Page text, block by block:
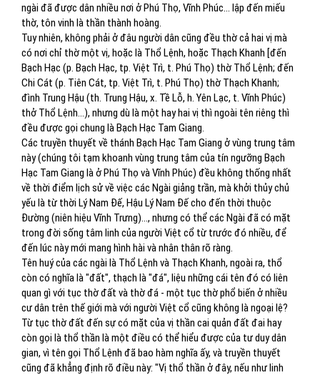
ngài đã được dân nhiều nơi ở Phú Thọ, Vĩnh Phúc... lập đến miếu
thờ, tôn vinh là thần thành hoàng.
Tuy nhiên, không phải ở đâu người dân cũng đều thờ cả hai vị mà
có nơi chỉ thờ một vị, hoặc là Thổ Lệnh, hoặc Thạch Khanh [đến
Bạch Hạc (p. Bạch Hạc, tp. Việt Trì, t. Phú Thọ) thờ Thổ Lệnh; đến
Chi Cát (p. Tiên Cát, tp. Việt Trì, t. Phú Thọ) thờ Thạch Khanh;
đình Trung Hậu (th. Trung Hậu, x. Tề Lỗ, h. Yên Lạc, t. Vĩnh Phúc)
thở Thổ Lệnh...), nhưng dù là một hay hai vị thì ngoài tên riêng thì
đều được gọi chung là Bạch Hạc Tam Giang.
Các truyền thuyết về thánh Bạch Hạc Tam Giang ở vùng trung tâm
này (chúng tôi tạm khoanh vùng trung tâm của tín ngưỡng Bạch
Hạc Tam Giang là ở Phú Thọ và Vĩnh Phúc) đều không thống nhất
về thời điểm lịch sử về việc các Ngài giảng trần, mà khởi thủy chủ
yếu là từ thời Lý Nam Đế, Hậu Lý Nam Đế cho đến thời thuộc
Đường (niên hiệu Vĩnh Trưng)..., nhưng có thể các Ngài đã có mặt
trong đời sống tâm linh của người Việt cổ từ trước đó nhiều, để
đến lúc này mới mang hình hài và nhân thân rõ ràng.
Tên huý của các ngài là Thổ Lệnh và Thạch Khanh, ngoài ra, thổ
còn có nghĩa là "đất", thạch là "đá", liệu những cái tên đó có liên
quan gì với tục thờ đất và thờ đá - một tục thờ phổ biến ở nhiều
cư dân trên thế giới mà với người Việt cổ cũng không là ngoại lệ?
Từ tục thờ đất đến sự có mặt của vị thần cai quản đất đai hay
còn gọi là thổ thần là một điều có thể hiểu được của tư duy dân
gian, vì tên gọi Thổ Lệnh đã bao hàm nghĩa ấy, và truyền thuyết
cũng đã khẳng định rõ điều này: "Vị thổ thần ở đây, nếu như linh